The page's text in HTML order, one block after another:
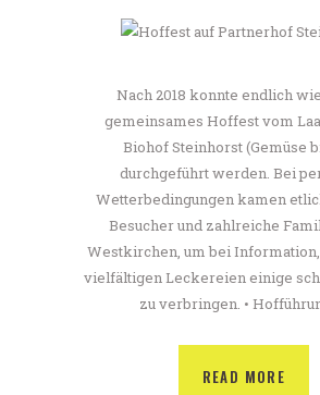
Nach 2018 konnte endlich
gemeinsames Hoffest vom
Biohof Steinhorst (Gemüse
durchgeführt werden. Bei
Wetterbedingungen kamen
Besucher und zahlreiche
Westkirchen, um bei
vielfältigen Leckereien einige
zu verbringen. •
READ MORE